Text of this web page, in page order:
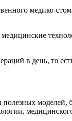
медико-
в день, то
моделей,